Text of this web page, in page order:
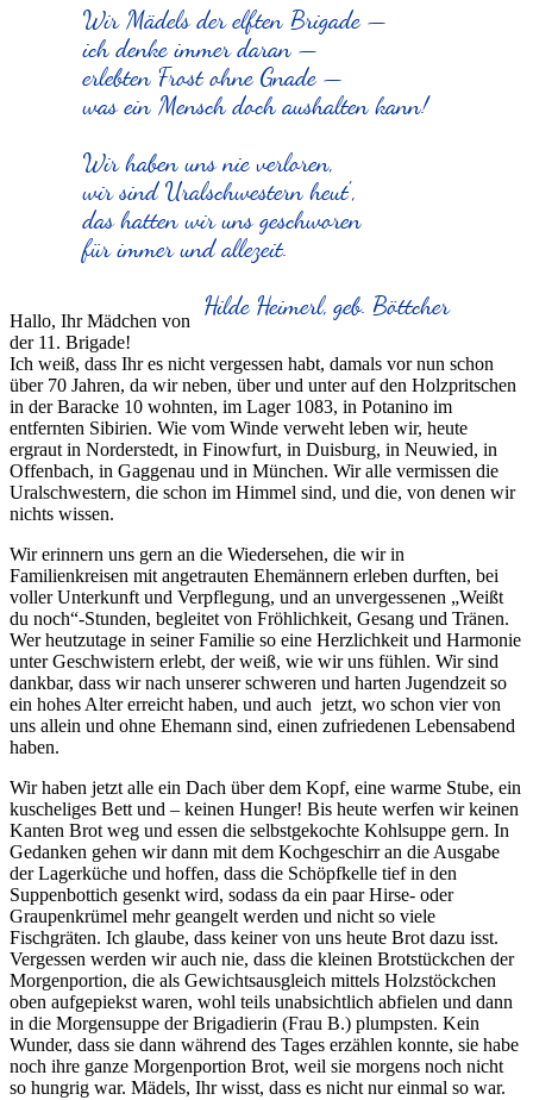
Wir Mädels der elften Brigade —
ich denke immer daran —
erlebten Frost ohne Gnade —
was ein Mensch doch aushalten kann!
Wir haben uns nie verloren,
wir sind Uralschwestern heut',
das hatten wir uns geschworen
für immer und allezeit.
Hilde Heimerl, geb. Böttcher
Hallo, Ihr Mädchen von
der 11. Brigade!
Ich weiß, dass Ihr es nicht vergessen habt, damals vor nun schon
über 70 Jahren, da wir neben, über und unter auf den Holzpritschen
in der Baracke 10 wohnten, im Lager 1083, in Potanino im
entfernten Sibirien. Wie vom Winde verweht leben wir, heute
ergraut in Norderstedt, in Finowfurt, in Duisburg, in Neuwied, in
Offenbach, in Gaggenau und in München. Wir alle vermissen die
Uralschwestern, die schon im Himmel sind, und die, von denen wir
nichts wissen.
Wir erinnern uns gern an die Wiedersehen, die wir in
Familienkreisen mit angetrauten Ehemännern erleben durften, bei
voller Unterkunft und Verpflegung, und an unvergessenen
Weißt
du noch -Stunden, begleitet von Fröhlichkeit, Gesang und Tränen.
Wer heutzutage in seiner Familie so eine Herzlichkeit und Harmonie
unter Geschwistern erlebt, der weiß, wie wir uns fühlen. Wir sind
dankbar, dass wir nach unserer schweren und harten Jugendzeit so
ein hohes Alter erreicht haben, und auch jetzt, wo schon vier von
uns allein und ohne Ehemann sind, einen zufriedenen Lebensabend
haben.
Wir haben jetzt alle ein Dach über dem Kopf, eine warme Stube, ein
kuscheliges Bett und ‒ keinen Hunger! Bis heute werfen wir keinen
Kanten Brot weg und essen die selbstgekochte Kohlsuppe gern. In
Gedanken gehen wir dann mit dem Kochgeschirr an die Ausgabe
der Lagerküche und hoffen, dass die Schöpfkelle tief in den
Suppenbottich gesenkt wird, sodass da ein paar Hirse- oder
Graupenkrümel mehr geangelt werden und nicht so viele
Fischgräten. Ich glaube, dass keiner von uns heute Brot dazu isst.
Vergessen werden wir auch nie, dass die kleinen Brotstückchen der
Morgenportion, die als Gewichtsausgleich mittels Holzstöckchen
oben aufgepiekst waren, wohl teils unabsichtlich abfielen und dann
in die Morgensuppe der Brigadierin (Frau B.) plumpsten. Kein
Wunder, dass sie dann während des Tages erzählen konnte, sie habe
noch ihre ganze Morgenportion Brot, weil sie morgens noch nicht
so hungrig war. Mädels, Ihr wisst, dass es nicht nur einmal so war.